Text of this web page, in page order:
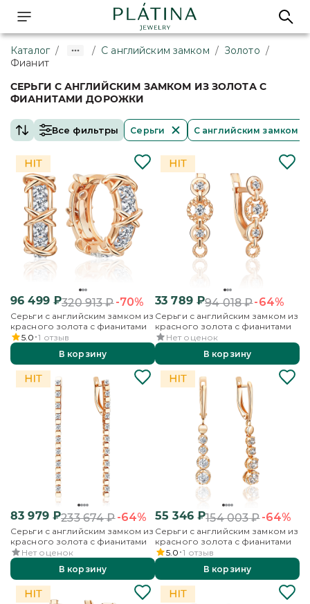
Каталог / / С английским замком / Золото /
Фианит
СЕРЬГИ С АНГЛИЙСКИМ ЗАМКОМ ИЗ ЗОЛОТА С
ФИАНИТАМИ ДОРОЖКИ
Все фильтры Серьги С английским замком
96 499₽320 913₽-70%
Серьги с английским замком из
красного золота с фианитами
5.0 1 отзыв
В корзину
33 789₽94 018₽-64%
Серьги с английским замком из
красного золота с фианитами
Нет оценок
В корзину
83 979₽233 674₽-64%
Серьги с английским замком из
красного золота с фианитами
Нет оценок
В корзину
55 346₽154 003₽-64%
Серьги с английским замком из
красного золота с фианитами
5.0 1 отзыв
В корзину